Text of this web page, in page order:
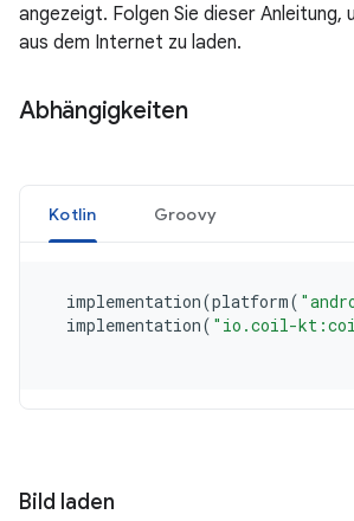
angezeigt. Folgen Sie dieser Anleitung,
aus dem Internet zu laden.
Abhängigkeiten
Bild laden